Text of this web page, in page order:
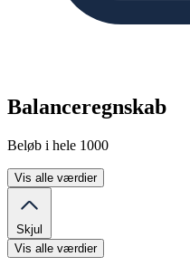
Balanceregnskab
Beløb i hele 1000
Vis alle værdier
Skjul
Vis alle værdier